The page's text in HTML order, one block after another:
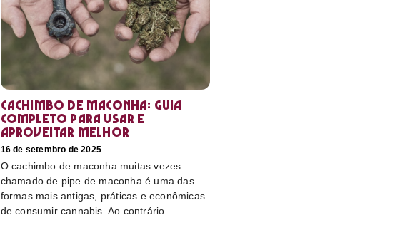
Cachimbo de maconha: guia
completo para usar e
aproveitar melhor
16 de setembro de 2025
O cachimbo de maconha muitas vezes
chamado de pipe de maconha é uma das
formas mais antigas, práticas e econômicas
de consumir cannabis. Ao contrário